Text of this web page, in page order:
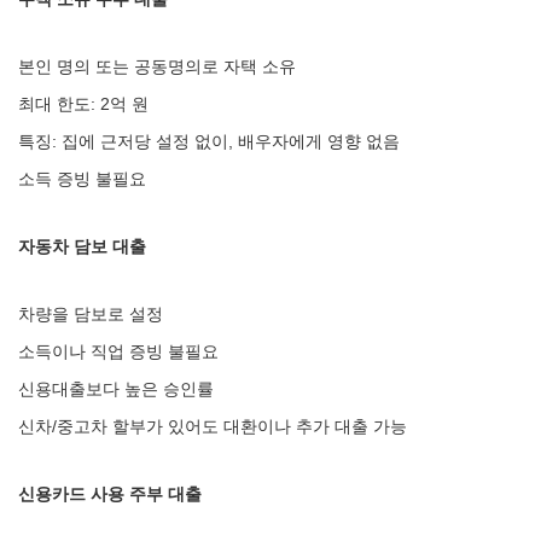
본인 명의 또는 공동명의로 자택 소유
최대 한도: 2억 원
특징: 집에 근저당 설정 없이, 배우자에게 영향 없음
소득 증빙 불필요
자동차 담보 대출
차량을 담보로 설정
소득이나 직업 증빙 불필요
신용대출보다 높은 승인률
신차/중고차 할부가 있어도 대환이나 추가 대출 가능
신용카드 사용 주부 대출